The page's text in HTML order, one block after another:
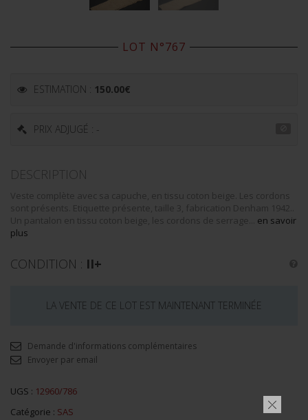
LOT N°767
ESTIMATION : 150.00€
PRIX ADJUGÉ : -
DESCRIPTION
Veste complète avec sa capuche, en tissu coton beige. Les cordons
sont présents. Etiquette présente, taille 3, fabrication Denham 1942..
Un pantalon en tissu coton beige, les cordons de serrage... en savoir
plus
CONDITION : II+
LA VENTE DE CE LOT EST MAINTENANT TERMINÉE
Demande d'informations complémentaires
Envoyer par email
UGS : 12960/786
Catégorie : SAS